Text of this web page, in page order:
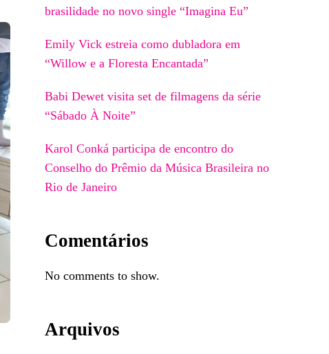
brasilidade no novo single “Imagina Eu”
Emily Vick estreia como dubladora em
“Willow e a Floresta Encantada”
Babi Dewet visita set de filmagens da série
“Sábado À Noite”
Karol Conká participa de encontro do
Conselho do Prêmio da Música Brasileira no
Rio de Janeiro
Comentários
No comments to show.
Arquivos